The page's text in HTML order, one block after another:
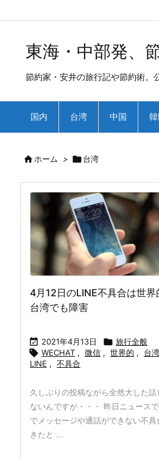
東海・中部発、
節約家・安井の旅行記や節約術。
国内 台湾 中国
ホーム > 台湾
4月12日のLINE不具合は世界
台湾でも障害
 2021年4月13日  旅行全般
 WECHAT , 微信 , 世界的 , 台湾
LINE , 不具合
久しぶりの投稿ながら全然大した話
ないんですが・・・ 昨日ニュース
でメッセージや通話ができない不具
きたと ...